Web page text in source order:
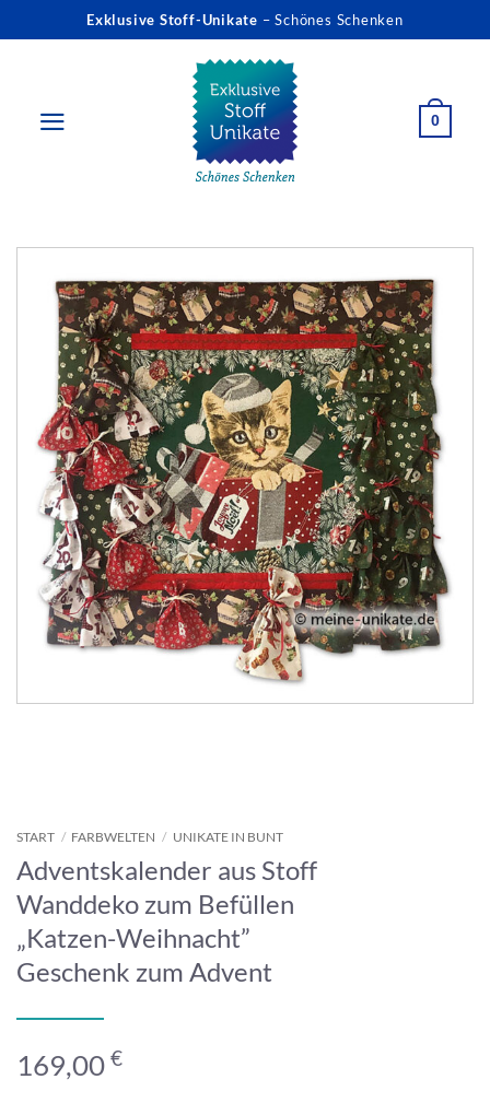
Inhalt
Exklusive Stoff-Unikate – Schönes Schenken
0
START / FARBWELTEN / UNIKATE IN BUNT
Adventskalender aus Stoff
Wanddeko zum Befüllen
„Katzen-Weihnacht”
Geschenk zum Advent
169,00 €